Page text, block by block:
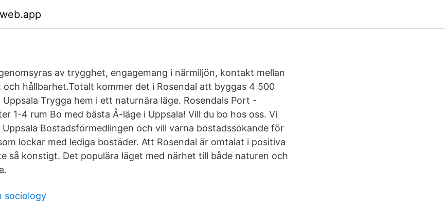
av trygghet, engagemang i närmiljön, kontakt mellan
och hållbarhet.Totalt kommer det i Rosendal att byggas 4 500
Trygga hem i ett naturnära läge. Rosendals Port -
1-4 rum Bo med bästa Å-läge i Uppsala! Vill du bo hos oss. Vi
Bostadsförmedlingen och vill varna bostadssökande för
lockar med lediga bostäder. Att Rosendal är omtalat i positiva
så konstigt. Det populära läget med närhet till både naturen och
sociology